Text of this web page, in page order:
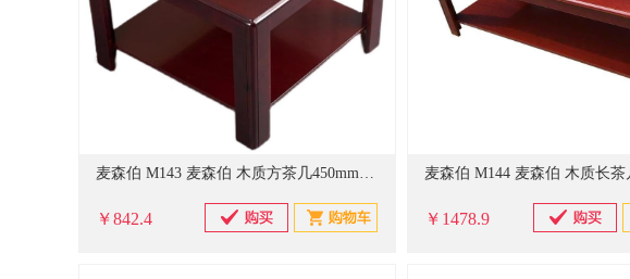
麦森伯 M143 麦森伯 木质方茶几450mm*600mm*450mm M143 450mm*600mm*450mm 胡桃木（单位：张）
￥842.4 ￥1478.9